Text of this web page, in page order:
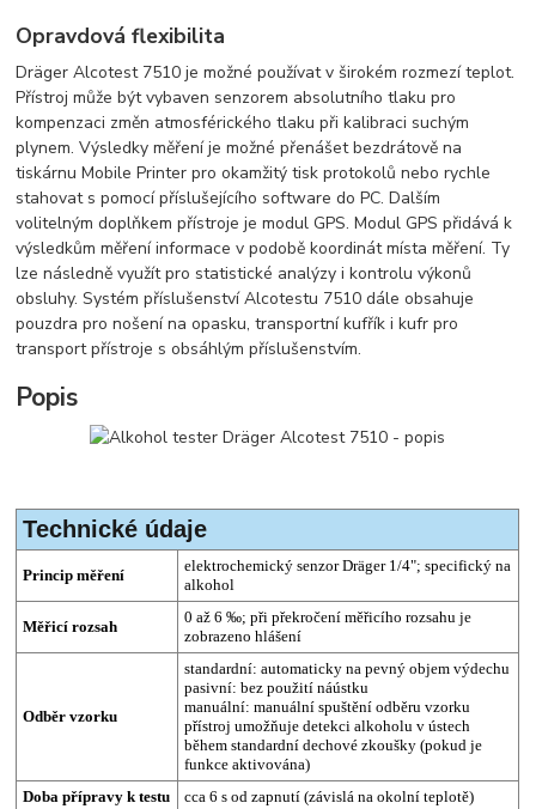
Opravdová flexibilita
Dräger Alcotest 7510 je možné používat v širokém rozmezí teplot.
Přístroj může být vybaven senzorem absolutního tlaku pro
kompenzaci změn atmosférického tlaku při kalibraci suchým
plynem. Výsledky měření je možné přenášet bezdrátově na
tiskárnu Mobile Printer pro okamžitý tisk protokolů nebo rychle
stahovat s pomocí příslušejícího software do PC. Dalším
volitelným doplňkem přístroje je modul GPS. Modul GPS přidává k
výsledkům měření informace v podobě koordinát místa měření. Ty
lze následně využít pro statistické analýzy i kontrolu výkonů
obsluhy. Systém příslušenství Alcotestu 7510 dále obsahuje
pouzdra pro nošení na opasku, transportní kufřík i kufr pro
transport přístroje s obsáhlým příslušenstvím.
Popis
Technické údaje
Princip měření
elektrochemický senzor Dräger 1/4"; specifický na
alkohol
Měřicí rozsah
0 až 6 ‰; při překročení měřicího rozsahu je
zobrazeno hlášení
Odběr vzorku
standardní: automaticky na pevný objem výdechu
pasivní: bez použití náústku
manuální: manuální spuštění odběru vzorku
přístroj umožňuje detekci alkoholu v ústech
během standardní dechové zkoušky (pokud je
funkce aktivována)
Doba přípravy k testu
cca 6 s od zapnutí (závislá na okolní teplotě)